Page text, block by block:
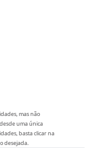
mas não
uma única
basta clicar na
desejada.